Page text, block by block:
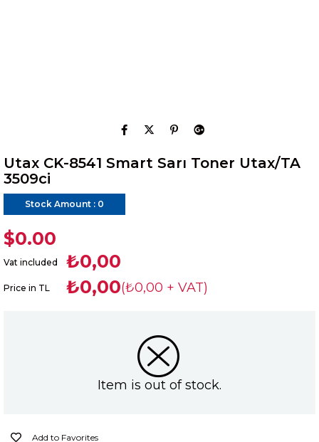
Utax CK-8541 Smart Sarı Toner Utax/TA
3509ci
Stock Amount : 0
$0.00
Vat included ₺0,00
Price in TL ₺0,00(₺0,00 + VAT)
Item is out of stock.
Add to Favorites